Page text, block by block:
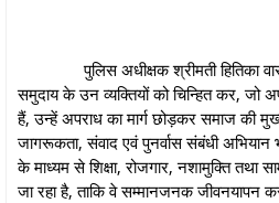
पुलिस अधीक्षक श्रीमती हितिका वासल
समुदाय के उन व्यक्तियों को चिन्हित कर, जो
हैं, उन्हें अपराध का मार्ग छोड़कर समाज की
जागरूकता, संवाद एवं पुनर्वास संबंधी अभियान
के माध्यम से शिक्षा, रोजगार, नशामुक्ति तथा
जा रहा है, ताकि वे सम्मानजनक जीवनयापन